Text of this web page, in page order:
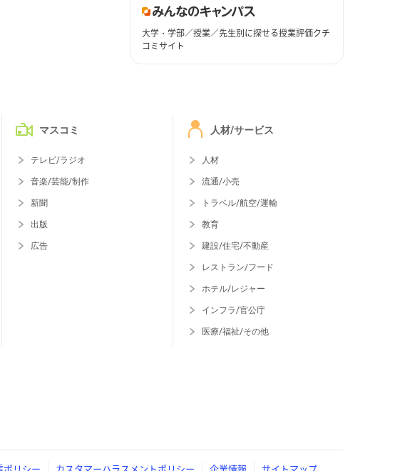
大学・学部／授業／先生別に探せる授業評価クチ
コミサイト
マスコミ
テレビ/ラジオ
音楽/芸能/制作
新聞
出版
広告
人材/サービス
人材
流通/小売
トラベル/航空/運輸
教育
建設/住宅/不動産
レストラン/フード
ホテル/レジャー
インフラ/官公庁
医療/福祉/その他